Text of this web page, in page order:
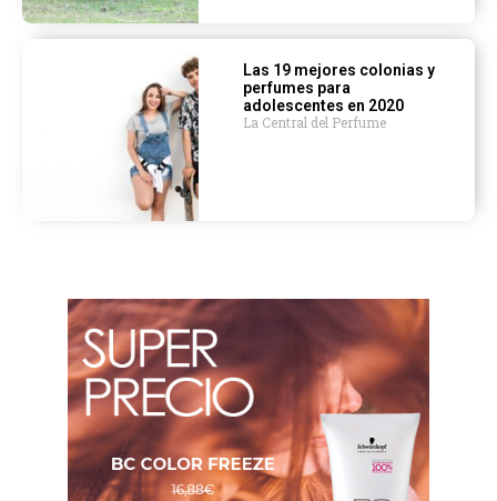
Las 19 mejores colonias y
perfumes para
adolescentes en 2020
La Central del Perfume